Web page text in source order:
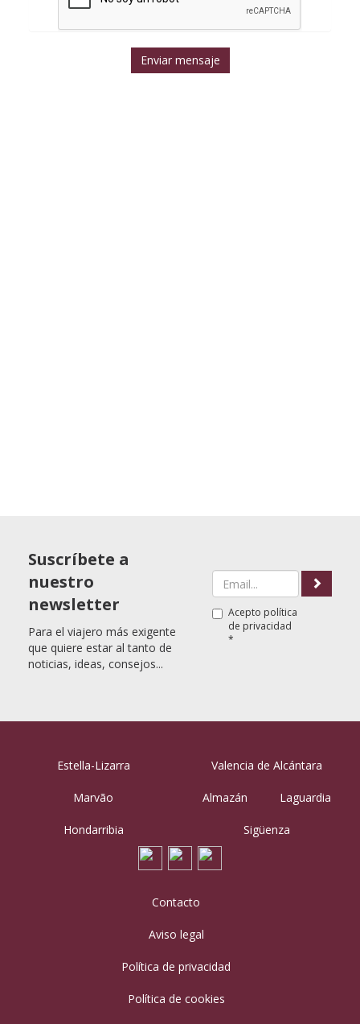
Enviar mensaje
Suscríbete a
nuestro
newsletter
Para el viajero más exigente
que quiere estar al tanto de
noticias, ideas, consejos...
Acepto política
de privacidad
*
Estella-Lizarra
Marvão
Hondarribia
Valencia de Alcántara
Almazán Laguardia
Sigüenza
Contacto
Aviso legal
Política de privacidad
Política de cookies